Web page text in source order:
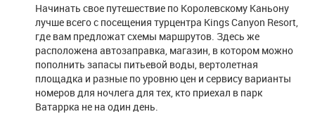
Начинать свое путешествие по Королевскому Каньону
лучше всего с посещения турцентра Kings Canyon Resort,
где вам предложат схемы маршрутов. Здесь же
расположена автозаправка, магазин, в котором можно
пополнить запасы питьевой воды, вертолетная
площадка и разные по уровню цен и сервису варианты
номеров для ночлега для тех, кто приехал в парк
Ватаррка не на один день.